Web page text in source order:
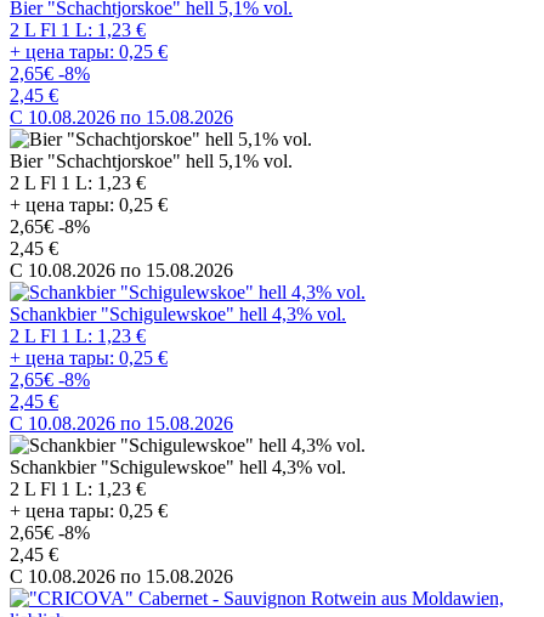
Bier "Schachtjorskoe" hell 5,1% vol.
2 L Fl 1 L: 1,23 €
+ цена тары: 0,25 €
2,65€ -8%
2,45 €
C 10.08.2026 по 15.08.2026
Bier "Schachtjorskoe" hell 5,1% vol.
2 L Fl 1 L: 1,23 €
+ цена тары: 0,25 €
2,65€ -8%
2,45 €
C 10.08.2026 по 15.08.2026
Schankbier "Schigulewskoe" hell 4,3% vol.
2 L Fl 1 L: 1,23 €
+ цена тары: 0,25 €
2,65€ -8%
2,45 €
C 10.08.2026 по 15.08.2026
Schankbier "Schigulewskoe" hell 4,3% vol.
2 L Fl 1 L: 1,23 €
+ цена тары: 0,25 €
2,65€ -8%
2,45 €
C 10.08.2026 по 15.08.2026